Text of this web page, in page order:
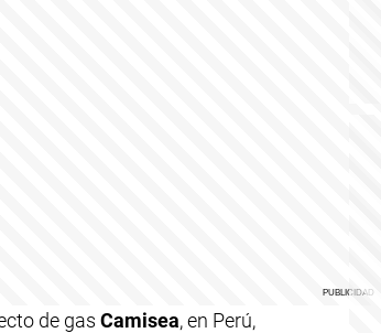
de gas Camisea, en Perú,